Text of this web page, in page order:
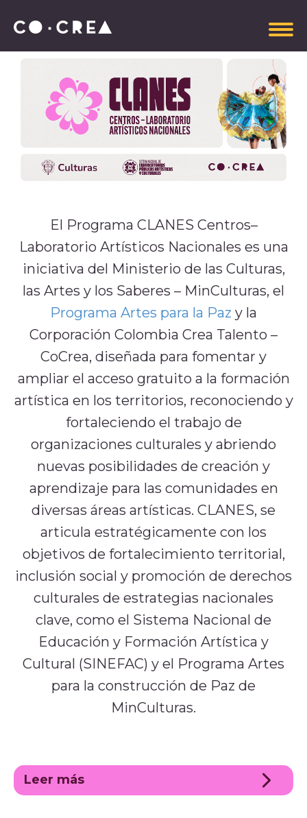
Somos
Plataforma estratégica
Invitaciones Abiertas
Contrataciones
Aportantes
Explora
¿En qué consiste el beneficio tributario que
promueve CoCrea?
Proyectos estratégicos
Cumbre del Jaguar
Ciudadanos del Río
Proyectos
Proyectos Convocatoria CoCrea
Proyectos
Priorizados
Proyectos
Avalados
Proyectos
Priorizados
Proyectos
Priorizados CCB
Ruta
Convocatorias
Convocatoria CoCrea 2026
Convocatoria Crea Digital
Convocatoria Territorios
Histórico
Sala de prensa
Noticias
Ventana, el blog de CoCrea
Suscríbete a la Newsletter
El Programa CLANES Centros–
Laboratorio Artísticos Nacionales es una
iniciativa del Ministerio de las Culturas,
las Artes y los Saberes – MinCulturas, el
Programa Artes para la Paz y la
Corporación Colombia Crea Talento –
CoCrea, diseñada para fomentar y
ampliar el acceso gratuito a la formación
artística en los territorios, reconociendo y
fortaleciendo el trabajo de
organizaciones culturales y abriendo
nuevas posibilidades de creación y
aprendizaje para las comunidades en
diversas áreas artísticas. CLANES, se
articula estratégicamente con los
objetivos de fortalecimiento territorial,
inclusión social y promoción de derechos
culturales de estrategias nacionales
clave, como el Sistema Nacional de
Educación y Formación Artística y
Cultural (SINEFAC) y el Programa Artes
para la construcción de Paz de
MinCulturas.
Leer más